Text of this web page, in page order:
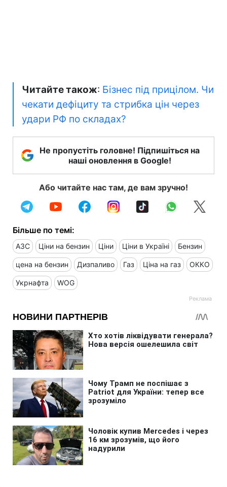
Читайте також: Бізнес під прицілом. Чи
чекати дефіциту та стрибка цін через
удари РФ по складах?
Не пропустіть головне! Підпишіться на
наші оновлення в Google!
Або читайте нас там, де вам зручно!
Більше по темі:
АЗС Ціни на бензин Ціни Ціни в Україні Бензин
цена на бензин Дизпаливо Газ Ціна на газ ОККО
Укрнафта WOG